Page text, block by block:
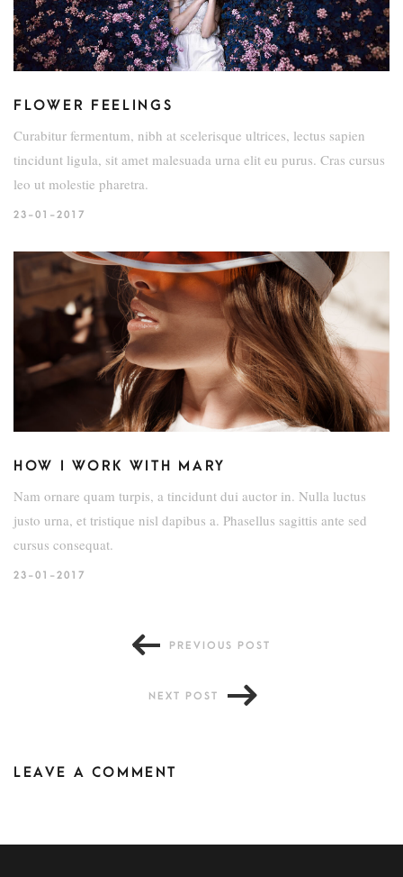
FLOWER FEELINGS
Curabitur fermentum, nibh at scelerisque ultrices, lectus sapien
tincidunt ligula, sit amet malesuada urna elit eu purus. Cras cursus
leo ut molestie pharetra.
23-01-2017
HOW I WORK WITH MARY
Nam ornare quam turpis, a tincidunt dui auctor in. Nulla luctus
justo urna, et tristique nisl dapibus a. Phasellus sagittis ante sed
cursus consequat.
23-01-2017
PREVIOUS POST
NEXT POST
LEAVE A COMMENT